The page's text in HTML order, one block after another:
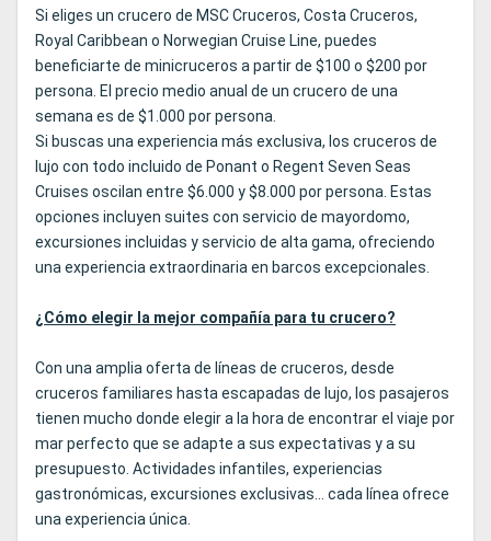
Si eliges un crucero de MSC Cruceros, Costa Cruceros,
Royal Caribbean o Norwegian Cruise Line, puedes
beneficiarte de minicruceros a partir de $100 o $200 por
persona. El precio medio anual de un crucero de una
semana es de $1.000 por persona.
Si buscas una experiencia más exclusiva, los cruceros de
lujo con todo incluido de Ponant o Regent Seven Seas
Cruises oscilan entre $6.000 y $8.000 por persona. Estas
opciones incluyen suites con servicio de mayordomo,
excursiones incluidas y servicio de alta gama, ofreciendo
una experiencia extraordinaria en barcos excepcionales.
¿Cómo elegir la mejor compañía para tu crucero?
Con una amplia oferta de líneas de cruceros, desde
cruceros familiares hasta escapadas de lujo, los pasajeros
tienen mucho donde elegir a la hora de encontrar el viaje por
mar perfecto que se adapte a sus expectativas y a su
presupuesto. Actividades infantiles, experiencias
gastronómicas, excursiones exclusivas... cada línea ofrece
una experiencia única.